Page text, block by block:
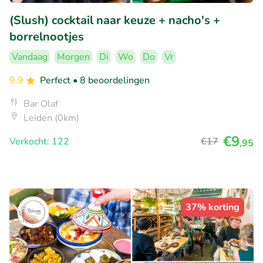
(Slush) cocktail naar keuze + nacho's +
borrelnootjes
Vandaag Morgen Di Wo Do
Vr
9.9
Perfect • 8 beoordelingen
Bar Olaf
Leiden (0km)
Verkocht: 122
€17 €9,95
37% korting